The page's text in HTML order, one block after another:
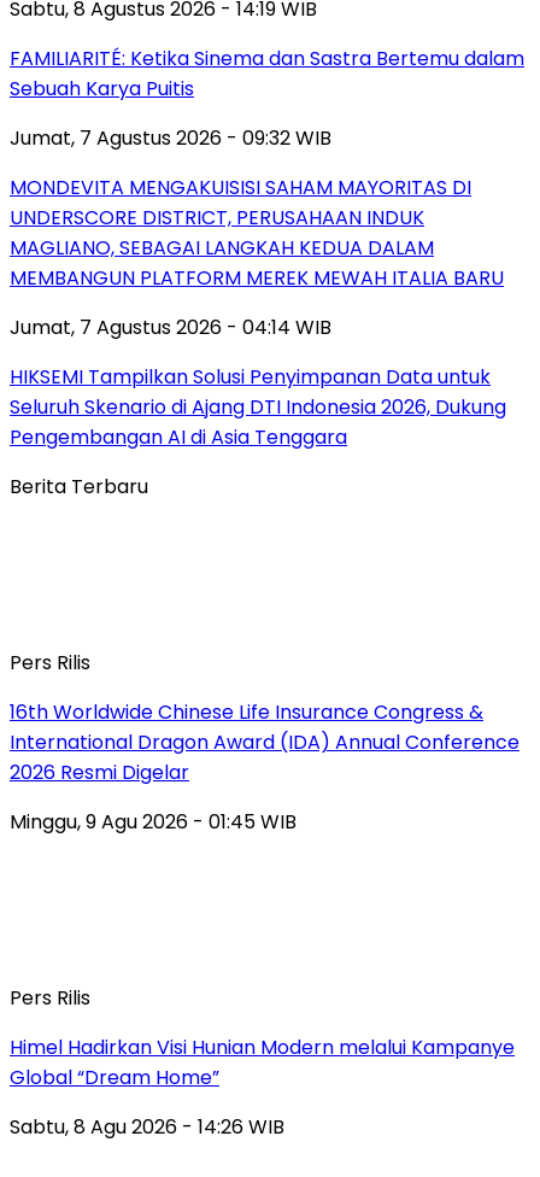
Sabtu, 8 Agustus 2026 - 14:19 WIB
FAMILIARITÉ: Ketika Sinema dan Sastra Bertemu dalam
Sebuah Karya Puitis
Jumat, 7 Agustus 2026 - 09:32 WIB
MONDEVITA MENGAKUISISI SAHAM MAYORITAS DI
UNDERSCORE DISTRICT, PERUSAHAAN INDUK
MAGLIANO, SEBAGAI LANGKAH KEDUA DALAM
MEMBANGUN PLATFORM MEREK MEWAH ITALIA BARU
Jumat, 7 Agustus 2026 - 04:14 WIB
HIKSEMI Tampilkan Solusi Penyimpanan Data untuk
Seluruh Skenario di Ajang DTI Indonesia 2026, Dukung
Pengembangan AI di Asia Tenggara
Berita Terbaru
Pers Rilis
16th Worldwide Chinese Life Insurance Congress &
International Dragon Award (IDA) Annual Conference
2026 Resmi Digelar
Minggu, 9 Agu 2026 - 01:45 WIB
Pers Rilis
Himel Hadirkan Visi Hunian Modern melalui Kampanye
Global “Dream Home”
Sabtu, 8 Agu 2026 - 14:26 WIB